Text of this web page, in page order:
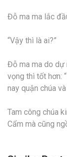
Đỗ ma ma lắc
“Vậy thì là ai?”
Đỗ ma ma do dự
vọng thì tốt hơn:
nay quận chúa
Tam công chúa
Cẩm mà cũng